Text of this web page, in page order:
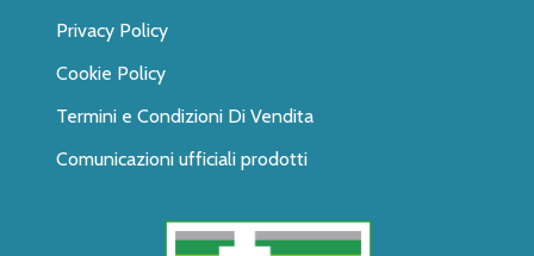
Privacy Policy
Cookie Policy
Termini e Condizioni Di Vendita
Comunicazioni ufficiali prodotti